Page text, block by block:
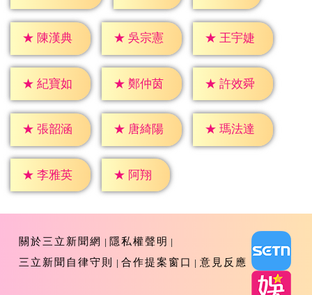
★ 陳漢典 ★ 吳宗憲 ★ 王宇婕
★ 紀寶如 ★ 鄭仲茵 ★ 許效舜
★ 張韶涵 ★ 唐綺陽 ★ 瑪法達
★ 李雅英 ★ 阿翔
關於三立新聞網
隱私權聲明
三立新聞自律守則
合作提案窗口 意見反應